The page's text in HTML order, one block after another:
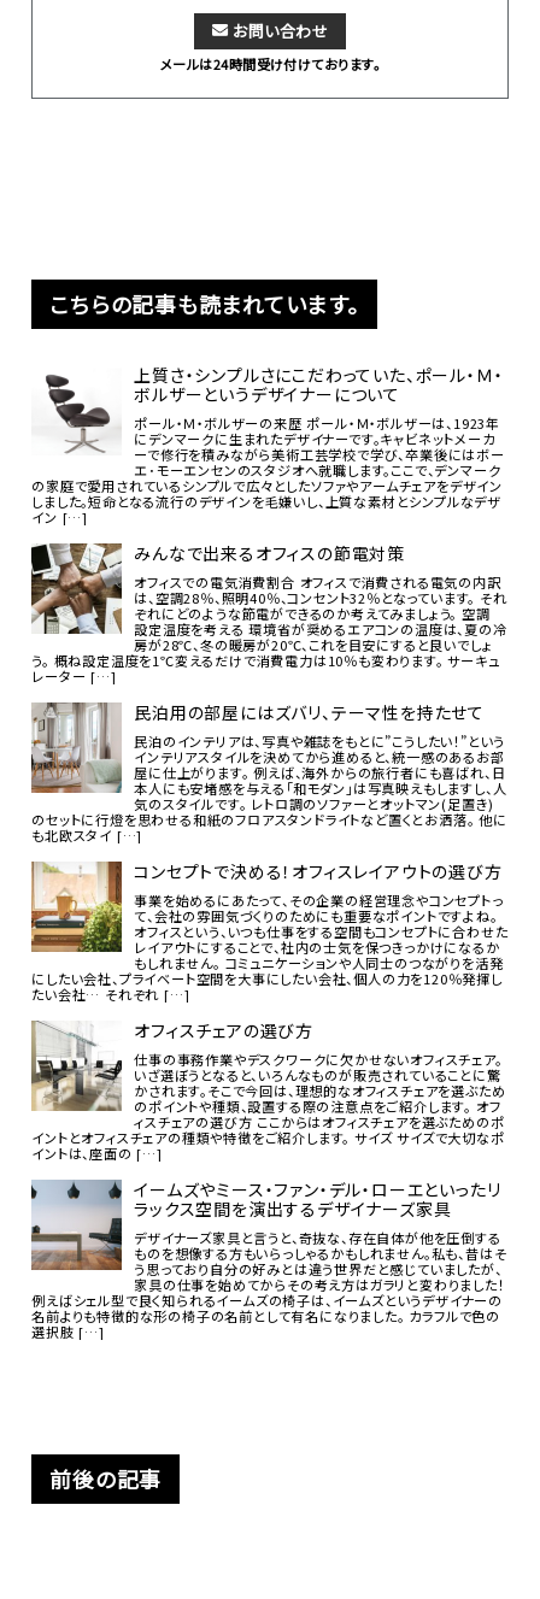
お問い合わせ
メールは24時間受け付けております。
こちらの記事も読まれています。
上質さ・シンプルさにこだわっていた、ポール・Ｍ・
ボルザーというデザイナーについて
ポール・Ｍ・ボルザーの来歴 ポール・Ｍ・ボルザーは、1923年
にデンマークに生まれたデザイナーです。キャビネットメーカ
ーで修行を積みながら美術工芸学校で学び、卒業後にはボー
エ･モーエンセンのスタジオへ就職します。ここで、デンマーク
の家庭で愛用されているシンプルで広々としたソファやアームチェアをデザイン
しました。短命となる流行のデザインを毛嫌いし、上質な素材とシンプルなデザ
イン […]
みんなで出来るオフィスの節電対策
オフィスでの電気消費割合 オフィスで消費される電気の内訳
は、空調28％、照明40％、コンセント32％となっています。 それ
ぞれにどのような節電ができるのか考えてみましょう。 空調
設定温度を考える 環境省が奨めるエアコンの温度は、夏の冷
房が28℃、冬の暖房が20℃、これを目安にすると良いでしょ
う。 概ね設定温度を1℃変えるだけで消費電力は10％も変わります。 サーキュ
レーター […]
民泊用の部屋にはズバリ、テーマ性を持たせて
民泊のインテリアは、写真や雑誌をもとに”こうしたい！”という
インテリアスタイルを決めてから進めると、統一感のあるお部
屋に仕上がります。 例えば、海外からの旅行者にも喜ばれ、日
本人にも安堵感を与える「和モダン」は写真映えもしますし、人
気のスタイルです。 レトロ調のソファーとオットマン(足置き)
のセットに行燈を思わせる和紙のフロアスタンドライトなど置くとお洒落。 他に
も北欧スタイ […]
コンセプトで決める！オフィスレイアウトの選び方
事業を始めるにあたって、その企業の経営理念やコンセプトっ
て、会社の雰囲気づくりのためにも重要なポイントですよね。
オフィスという、いつも仕事をする空間もコンセプトに合わせた
レイアウトにすることで、社内の士気を保つきっかけになるか
もしれません。 コミュニケーションや人同士のつながりを活発
にしたい会社、プライベート空間を大事にしたい会社、個人の力を120％発揮し
たい会社… それぞれ […]
オフィスチェアの選び方
仕事の事務作業やデスクワークに欠かせないオフィスチェア。
いざ選ぼうとなると、いろんなものが販売されていることに驚
かされます。そこで今回は、理想的なオフィスチェアを選ぶため
のポイントや種類、設置する際の注意点をご紹介します。 オフ
ィスチェアの選び方 ここからはオフィスチェアを選ぶためのポ
イントとオフィスチェアの種類や特徴をご紹介します。 サイズ サイズで大切なポ
イントは、座面の […]
イームズやミース・ファン・デル・ローエといったリ
ラックス空間を演出するデザイナーズ家具
デザイナーズ家具と言うと、奇抜な、存在自体が他を圧倒する
ものを想像する方もいらっしゃるかもしれません。私も、昔はそ
う思っており自分の好みとは違う世界だと感じていましたが、
家具の仕事を始めてからその考え方はガラリと変わりました！
例えばシェル型で良く知られるイームズの椅子は、イームズというデザイナーの
名前よりも特徴的な形の椅子の名前として有名になりました。 カラフルで色の
選択肢 […]
前後の記事